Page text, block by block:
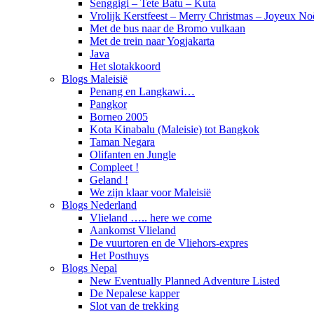
Senggigi – Tete Batu – Kuta
Vrolijk Kerstfeest – Merry Christmas – Joyeux
Met de bus naar de Bromo vulkaan
Met de trein naar Yogjakarta
Java
Het slotakkoord
Blogs Maleisië
Penang en Langkawi…
Pangkor
Borneo 2005
Kota Kinabalu (Maleisie) tot Bangkok
Taman Negara
Olifanten en Jungle
Compleet !
Geland !
We zijn klaar voor Maleisië
Blogs Nederland
Vlieland ….. here we come
Aankomst Vlieland
De vuurtoren en de Vliehors-expres
Het Posthuys
Blogs Nepal
New Eventually Planned Adventure Listed
De Nepalese kapper
Slot van de trekking